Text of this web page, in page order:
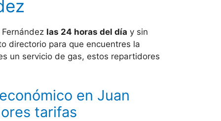
las 24 horas del día y sin
directorio para que encuentres la
un servicio de gas, estos repartidores
en Juan
tarifas